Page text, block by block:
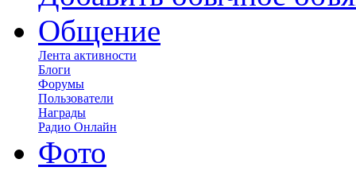
Общение
Лента активности
Блоги
Форумы
Пользователи
Награды
Радио Онлайн
Фото